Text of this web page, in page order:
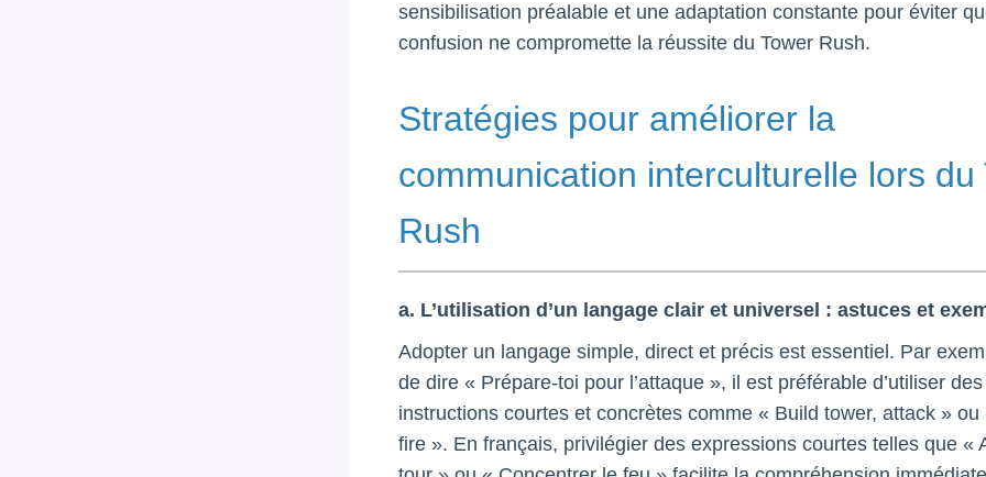
sensibilisation préalable et une adaptation constante pour éviter
confusion ne compromette la réussite du Tower Rush.
Stratégies pour améliorer la
communication interculturelle lors du
Rush
a. L’utilisation d’un langage clair et universel : astuces et
Adopter un langage simple, direct et précis est essentiel. Par
de dire « Prépare-toi pour l’attaque », il est préférable d’utiliser des
instructions courtes et concrètes comme « Build tower, attack » ou
fire ». En français, privilégier des expressions courtes telles que «